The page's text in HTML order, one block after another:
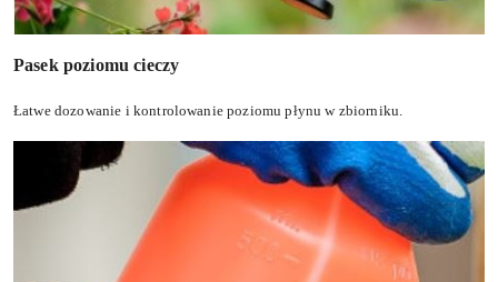
Pasek poziomu cieczy
Łatwe dozowanie i kontrolowanie poziomu płynu w zbiorniku.